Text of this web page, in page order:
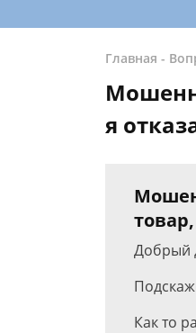
Главная -
я
Добрый
Как то